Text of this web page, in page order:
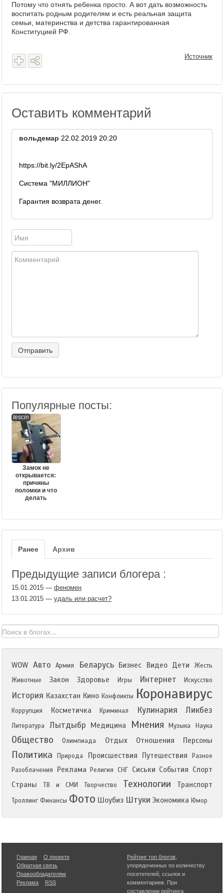
Потому что отнять ребенка просто. А вот дать возможность
воспитать родным родителям и есть реальная защита
семьи, материнства и детства гарантированная
Конституцией РФ.
Источник
Оставить комментарий
вольдемар 22.02.2019 20:20
https://bit.ly/2EpAShA
Система "МИЛЛИОН"
Гарантия возврата денег.
Популярные посты:
tescin
Замок не
открывается:
причины
поломки и что
делать
Ранее Архив
Предыдущие записи блогера :
15.01.2015 — феномен
13.01.2015 — удаль или расчет?
WOW Авто Армия Беларусь Бизнес Видео Дети
Жесть
Животные
Закон Здоровье Игры Интернет Искусство
История Казахстан Кино Конфликты Коронавирус
Коррупция Косметичка Криминал Кулинария Ликбез
Литература Лытдыбр Медицина Мнения Музыка Наука
Общество Олимпиада Отдых Отношения Персоны
Политика Природа Происшествия Путешествия
Разное
Разоблачения
Реклама Религия СНГ Сиськи События Спорт
Страны
ТВ и СМИ Творчество Технологии Транспорт
Троллинг Финансы Фото Шоубиз Штуки Экономика Юмор
Главная
О проекте
Обратная связь
Правообладателям
Реклама
RSS
Рейтинг топ блогов
упорядоченных по количеству
посетителей, ссылок и
комментариев. При
составлении рейтинга